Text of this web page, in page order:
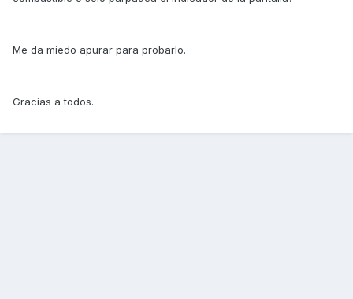
Me da miedo apurar para probarlo.
Gracias a todos.